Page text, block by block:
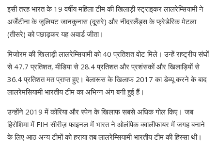
इसी तरह भारत के 19 वर्षीय महिला टीम की खिलाड़ी स्ट्राइकर लालरेम्सियामी ने
अर्जेंटीना के जूलियट जानकुनास (दूसरे) और नीदरलैंड्स के फ्रेडेरिक मेटला
(तीसरे) को पछाड़कर यह अवार्ड जीता।
मिजोरम की खिलाड़ी लालरेम्सियामी को 40 प्रतिशत वोट मिले। उन्हें राष्ट्रीय संघों
से 47.7 प्रतिशत, मीडिया से 28.4 प्रतिशत और प्रशंसकों और खिलाड़ियों से
36.4 प्रतिशत मत प्राप्त हुए। बेलारूस के खिलाफ 2017 का डेब्यू करने के बाद
लालरेमसियामी भारतीय टीम का अभिन्न अंग बनी हुई हैं।
उन्होंने 2019 में कोरिया और स्पेन के खिलाफ सबसे अधिक गोल किए। जब
हिरोशिमा में FIH सीरीज़ फाइनल में भारत ने ओलंपिक क्वालीफायर में जगह बनाने
के लिए आठ अन्य टीमों को हराया तब लालरेम्सियामी भारतीय टीम की हिस्सा थी।